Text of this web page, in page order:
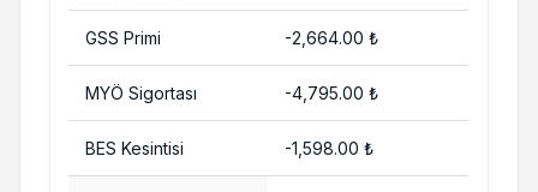
GSS Primi -2,664.00 ₺
MYÖ Sigortası -4,795.00 ₺
BES Kesintisi -1,598.00 ₺